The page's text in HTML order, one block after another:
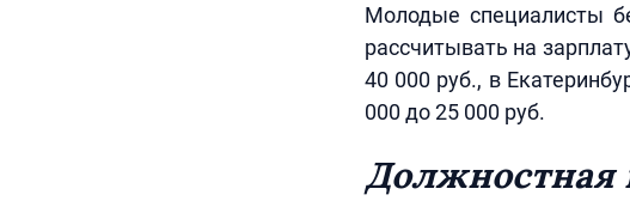
Молодые специалисты
рассчитывать на
40 000 руб., в
000 до 25 000 руб.
Должностная